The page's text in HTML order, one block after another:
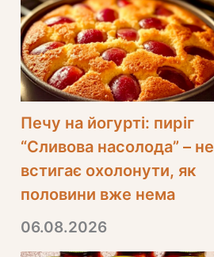
Печу на йогурті: пиріг
“Сливова насолода” – не
встигає охолонути, як
половини вже нема
06.08.2026